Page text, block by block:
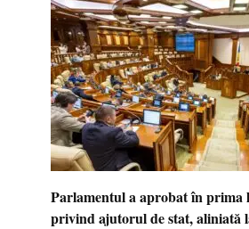
Parlamentul a aprobat în prima
privind ajutorul de stat, aliniată